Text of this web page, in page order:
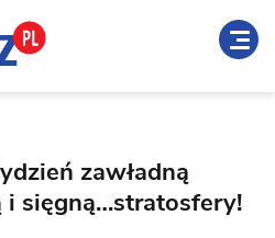
zawładną
i sięgną…stratosfery!